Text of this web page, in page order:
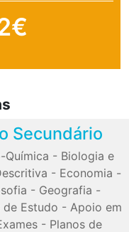
Secundário
Química - Biologia e
- Economia -
- Geografia -
Estudo - Apoio em
- Planos de